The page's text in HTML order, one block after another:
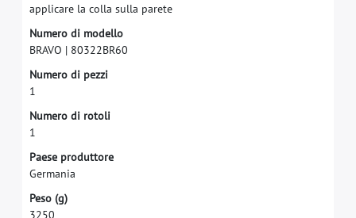
applicare la colla sulla parete
Numero di modello
BRAVO | 80322BR60
Numero di pezzi
1
Numero di rotoli
1
Paese produttore
Germania
Peso (g)
3250